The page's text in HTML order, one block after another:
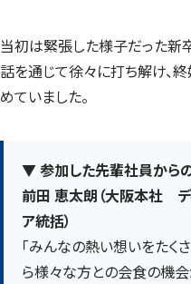
当初は緊張した様子だった新
話を通じて徐々に打ち解け、
めていました。
▼ 参加した先輩社員から
前田 恵太朗（大阪本社
ア統括）
「みんなの熱い想いをたく
ら様々な方との会食の機